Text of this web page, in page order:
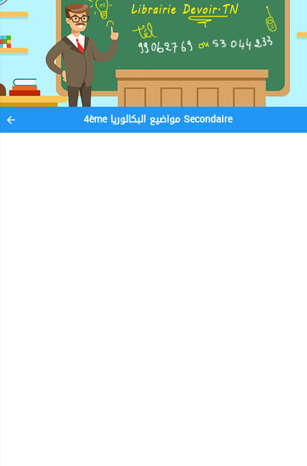
4ème مواضيع البكالوريا Secondaire